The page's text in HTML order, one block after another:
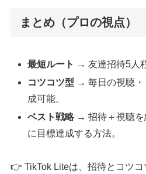
まとめ（プロの視点）
最短ルート → 友達招待5人
コツコツ型 → 毎日の視聴・
成可能。
ベスト戦略→ 招待＋視聴を
に目標達成する方法。
👉 TikTok Liteは、招待とコツ